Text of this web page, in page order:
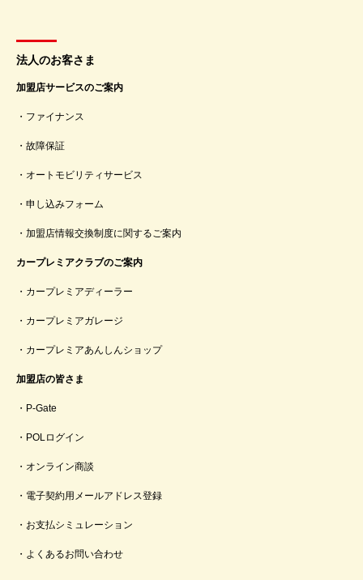
法人のお客さま
加盟店サービスのご案内
ファイナンス
故障保証
オートモビリティサービス
申し込みフォーム
加盟店情報交換制度に関するご案内
カープレミアクラブのご案内
カープレミアディーラー
カープレミアガレージ
カープレミアあんしんショップ
加盟店の皆さま
P-Gate
POLログイン
オンライン商談
電子契約用メールアドレス登録
お支払シミュレーション
よくあるお問い合わせ